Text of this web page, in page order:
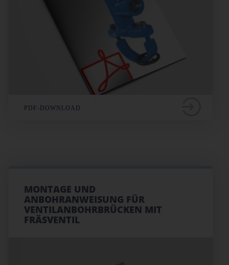
PDF-DOWNLOAD
MONTAGE UND
ANBOHRANWEISUNG FÜR
VENTILANBOHRBRÜCKEN MIT
FRÄSVENTIL